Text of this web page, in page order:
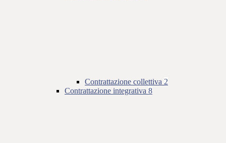
Contrattazione collettiva 2
Contrattazione integrativa 8